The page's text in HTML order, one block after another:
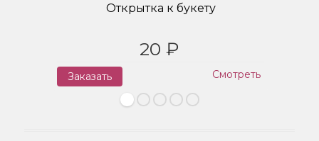
Открытка к букету
20 ₽
Заказать Смотреть